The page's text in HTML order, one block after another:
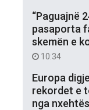
“Paguajnë
pasaporta
skemën e
10:34
Europa
rekordet e
nga